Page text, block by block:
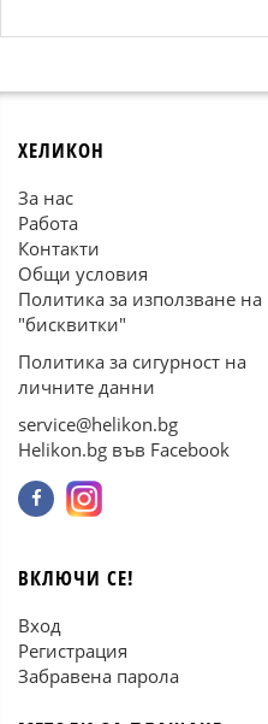
ХЕЛИКОН
За нас
Работа
Контакти
Общи условия
Политика за използване на
"бисквитки"
Политика за сигурност на
личните данни
service@helikon.bg
Helikon.bg във Facebook
ВКЛЮЧИ СЕ!
Вход
Регистрация
Забравена парола